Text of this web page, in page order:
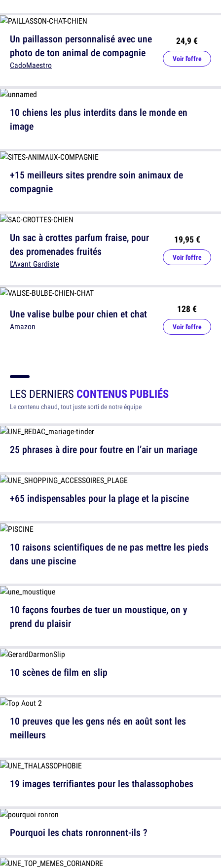
Un paillasson personnalisé avec une
photo de ton animal de compagnie
CadoMaestro
24,9 €
Voir l'offre
+15 meilleurs sites prendre soin animaux de
compagnie
Une valise bulbe pour chien et chat
Amazon
128 €
Voir l'offre
10 chiens les plus interdits dans le monde en
image
Un sac à crottes parfum fraise, pour
des promenades fruités
L'Avant Gardiste
19,95 €
Voir l'offre
LES DERNIERS CONTENUS PUBLIÉS
Le contenu chaud, tout juste sorti de notre équipe
25 phrases à dire pour foutre en l’air un mariage
10 raisons scientifiques de ne pas mettre les pieds
dans une piscine
10 scènes de film en slip
19 images terrifiantes pour les thalassophobes
+65 indispensables pour la plage et la piscine
10 façons fourbes de tuer un moustique, on y
prend du plaisir
10 preuves que les gens nés en août sont les
meilleurs
Pourquoi les chats ronronnent-ils ?